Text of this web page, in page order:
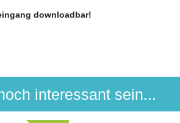
downloadbar!
interessant sein...